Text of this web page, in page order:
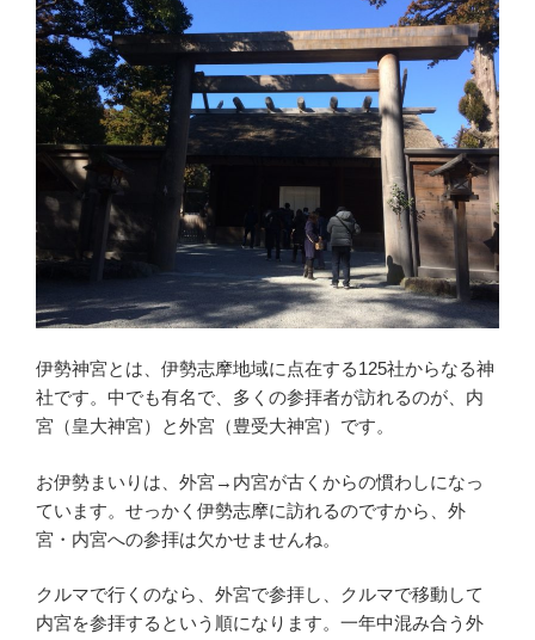
伊勢神宮とは、伊勢志摩地域に点在する125社からなる神
社です。中でも有名で、多くの参拝者が訪れるのが、内
宮（皇大神宮）と外宮（豊受大神宮）です。
お伊勢まいりは、外宮→内宮が古くからの慣わしになっ
ています。せっかく伊勢志摩に訪れるのですから、外
宮・内宮への参拝は欠かせませんね。
クルマで行くのなら、外宮で参拝し、クルマで移動して
内宮を参拝するという順になります。一年中混み合う外